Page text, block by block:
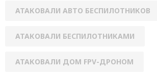
АТАКОВАЛИ АВТО БЕСПИЛОТНИКОВ
АТАКОВАЛИ БЕСПИЛОТНИКАМИ
АТАКОВАЛИ ДОМ FPV-ДРОНОМ